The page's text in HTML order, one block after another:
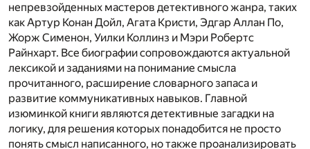
непревзойденных мастеров детективного жанра, таких
как Артур Конан Дойл, Агата Кристи, Эдгар Аллан По,
Жорж Сименон, Уилки Коллинз и Мэри Робертс
Райнхарт. Все биографии сопровождаются актуальной
лексикой и заданиями на понимание смысла
прочитанного, расширение словарного запаса и
развитие коммуникативных навыков. Главной
изюминкой книги являются детективные загадки на
логику, для решения которых понадобится не просто
понять смысл написанного, но также проанализировать